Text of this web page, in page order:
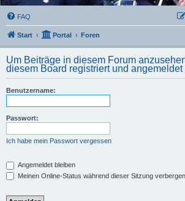
FAQ
Start Portal Foren
Um Beiträge in diesem Forum
diesem Board registriert und angemeldet
Benutzername:
Passwort:
Ich habe mein Passwort vergessen
Angemeldet bleiben
Meinen Online-Status während dieser Sitzung verbergen